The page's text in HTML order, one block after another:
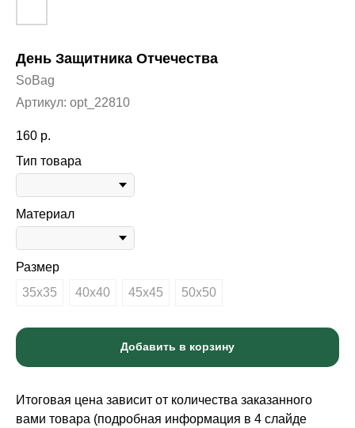
День Защитника Отчечества
SoBag
Артикул: opt_22810
160 р.
Тип товара
Материал
Размер
35х35
40х40 45х45 50х50
Добавить в корзину
Итоговая цена зависит от количества заказанного
вами товара (подробная информация в 4 слайде